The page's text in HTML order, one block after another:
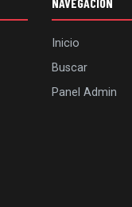
Inicio
Buscar
Panel Admin